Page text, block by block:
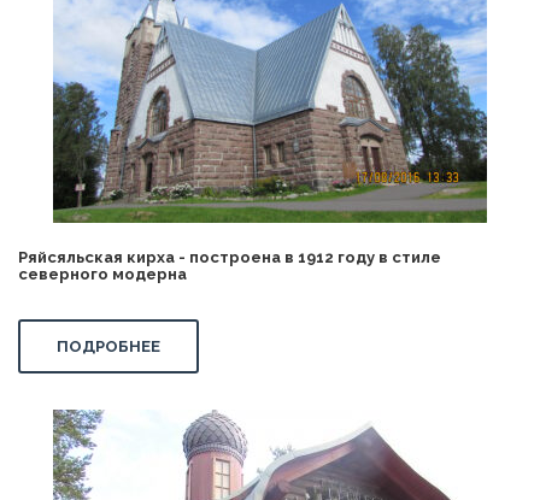
Ряйсяльская кирха - построена в 1912 году в стиле
северного модерна
ПОДРОБНЕЕ